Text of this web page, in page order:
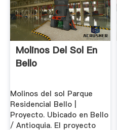
Molinos Del Sol En
Bello
Molinos del sol Parque
Residencial Bello |
Proyecto. Ubicado en Bello
/ Antioquia. El proyecto